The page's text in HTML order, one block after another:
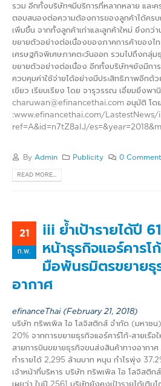
รวม อีกทั้งบริษัทฯมีบริการที่หลากหลาย และ
ตอบสนองต่อความต้องการของลูกค้าได้คร
เพิ่มขึ้น จากทั้งลูกค้าเก่าและลูกค้าใหม่ ยิ่งกว่
ขยายตัวอย่างต่อเนื่องของภาคการค้าของไท
เศรษฐกิจพิเศษภาคตะวันออก รวมไปถึงกลุ่ม
ขยายตัวอย่างต่อเนื่อง อีกทั้งบริษัทฯยังมีกา
ควบคุมค่าใช้จ่ายได้อย่างมีประสิทธิภาพอีกด้
เขียว เรียบเรียง โดย จารุวรรณ เอี่ยมยิ่งพา
charuwan@efinancethai.com อนุมัติ โด
:www.efinancethai.com/LastestNews/
ref=A&id=n7tZ8aIJ/
By Admin Publicity 0
READ MORE...
21
ก.พ.
iii ย้ำเป้ารายได้ปี
หน้าธุรกิจแอร์คารโ
มือพันธมิตรขยายธุ
อากาศ
efinanceThai (February 21, 2018)
บริษัท ทริพเพิล ไอ โลจิสติกส์ จำกัด (มหาชน)
20% จากการขยายธุรกิจแอร์คาร์โก้-สายเรื
สายการบินขยายธุรกิจขนส่งสินค้าทางอากา
ทำรายได้ 2,295 ล้านบาท หนุน กำไรพุ่ง
เจ้าหน้าที่บริหาร บริษัท ทริพเพิล ไอ โลจิสติ
เผยว่า ในปี 2561 บริษัทยังคงเป้ารายได้เติบ